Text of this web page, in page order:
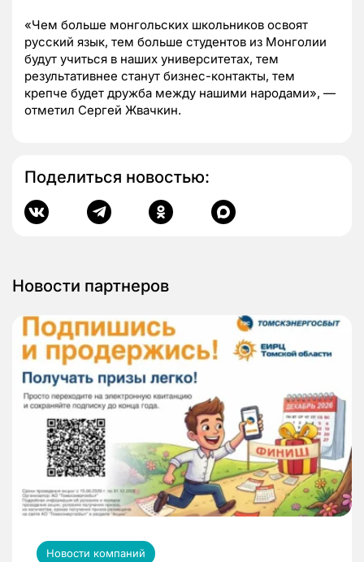
«Чем больше монгольских школьников освоят
русский язык, тем больше студентов из Монголии
будут учиться в наших университетах, тем
результативнее станут бизнес-контакты, тем
крепче будет дружба между нашими народами», —
отметил Сергей Жвачкин.
Поделиться новостью:
Новости партнеров
Новости компаний